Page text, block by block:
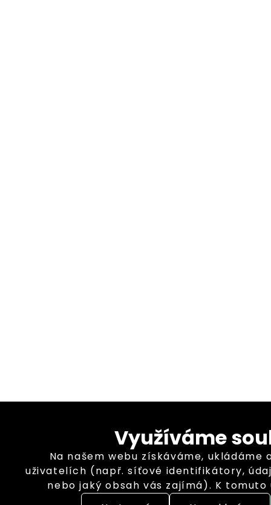
Využíváme
Na našem webu získáváme,
uživatelích (např. síťové identifikátory,
nebo jaký obsah vás zajímá). K
které nám pomáhají zkvalitnit naše